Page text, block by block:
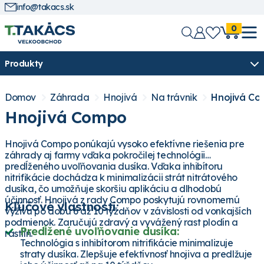
info@takacs.sk
0
Produkty
Domov Záhrada Hnojivá Na trávnik Hnojivá
Hnojivá Compo
Hnojivá Compo ponúkajú vysoko efektívne riešenia pre
záhrady aj farmy vďaka pokročilej technológii
predĺženého uvoľňovania dusíka. Vďaka inhibítoru
nitrifikácie dochádza k minimalizácii strát nitrátového
dusíka, čo umožňuje skoršiu aplikáciu a dlhodobú
účinnosť. Hnojivá z rady Compo poskytujú rovnomernú
výživu po dobu 6 až 10 týždňov v závislosti od vonkajších
podmienok. Zaručujú zdravý a vyvážený rast plodín a
rastlín.
Kľúčové vlastnosti:
Predĺžené uvoľňovanie dusíka:
Technológia s inhibítorom nitrifikácie minimalizuje
straty dusíka. Zlepšuje efektívnosť hnojiva a predlžuje